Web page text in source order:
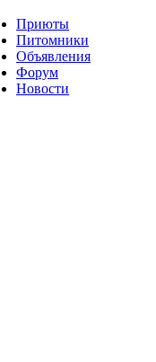
Приюты
Питомники
Объявления
Форум
Новости